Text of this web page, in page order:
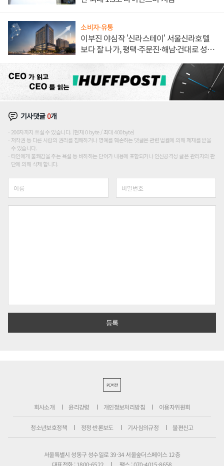
소비자·유통
이부진 야심작 '신라스테이' 서울신라호텔
보다 잘 나가, 평택·주문진·해남·건대로 성
기사댓글0개
200자까지 쓰실 수 있습니다. (현재 0 byte / 최대 400byte)
저작권 등 다른 사람의 권리를 침해하거나 명예를 훼손하는 댓글은 관련 법률에 의해 제재를 받을
수 있습니다.
타인에게 불쾌감을 주는 욕설 등 비하하는 단어가 내용에 포함되거나 인신공격성 글은 관리자의 판
단에 의해 삭제 합니다.
PC버전
회사소개 윤리강령 개인정보처리방침 이용자위원회
청소년보호정책 정정·반론보도 기사심의규정 불편신고
서울특별시 성동구 성수일로 39-34 서울숲더스페이스 12층